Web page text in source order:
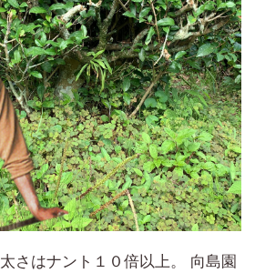
さはナント１０倍以上。 向島園